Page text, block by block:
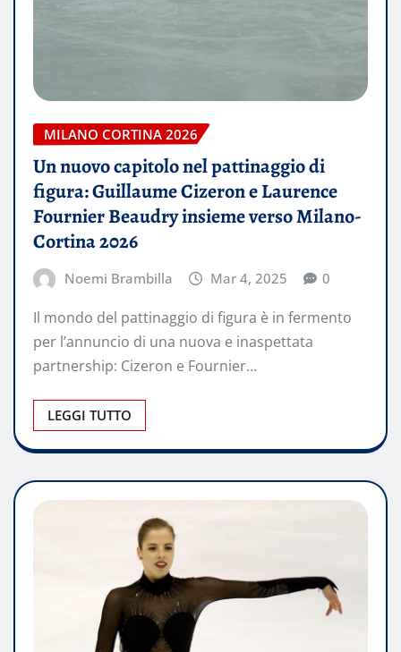
MILANO CORTINA 2026
Un nuovo capitolo nel pattinaggio di
figura: Guillaume Cizeron e Laurence
Fournier Beaudry insieme verso Milano-
Cortina 2026
Noemi Brambilla Mar 4, 2025 0
Il mondo del pattinaggio di figura è in fermento
per l’annuncio di una nuova e inaspettata
partnership: Cizeron e Fournier…
LEGGI TUTTO